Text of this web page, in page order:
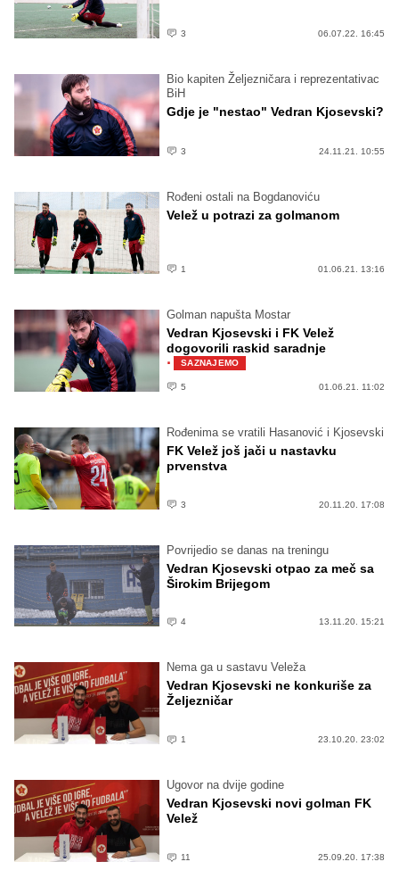
3 06.07.22. 16:45
Bio kapiten Željezničara i reprezentativac
BiH
Gdje je "nestao" Vedran Kjosevski?
3 24.11.21. 10:55
Rođeni ostali na Bogdanoviću
Velež u potrazi za golmanom
1 01.06.21. 13:16
Golman napušta Mostar
Vedran Kjosevski i FK Velež
dogovorili raskid saradnje
· SAZNAJEMO
5 01.06.21. 11:02
Rođenima se vratili Hasanović i Kjosevski
FK Velež još jači u nastavku
prvenstva
3 20.11.20. 17:08
Povrijedio se danas na treningu
Vedran Kjosevski otpao za meč sa
Širokim Brijegom
4 13.11.20. 15:21
Nema ga u sastavu Veleža
Vedran Kjosevski ne konkuriše za
Željezničar
1 23.10.20. 23:02
Ugovor na dvije godine
Vedran Kjosevski novi golman FK
Velež
11 25.09.20. 17:38